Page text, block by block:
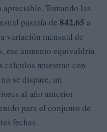
Tomando las
pasaría de 842,65 a
variación mensual de
ese aumento equivaldría
cálculos muestran con
se dispare, un
al año anterior
para el conjunto de
fechas.